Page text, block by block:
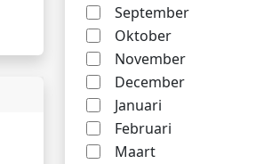
September
Oktober
November
December
Januari
Februari
Maart